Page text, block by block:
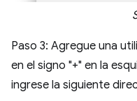
Paso 3: Agregue una
en el signo "+" en la
ingrese la siguiente